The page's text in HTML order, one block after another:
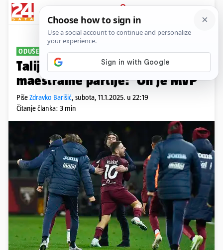
PRIJAVA
Sport Komentari
ODUŠEVIO SVE
Talijani se dive Vlašiću nakon
maestralne partije: 'On je MVP'
PišeZdravko Barišić, subota, 11.1.2025. u 22:19
Čitanje članka: 3 min